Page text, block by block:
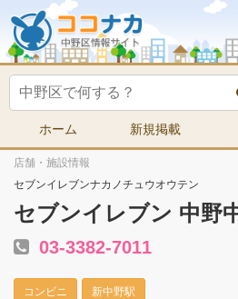
ホーム 新規掲載
店舗・施設情報
セブンイレブンナカノチュウオウテン
セブンイレブン 中野
03-3382-7011
コンビニ 新中野駅